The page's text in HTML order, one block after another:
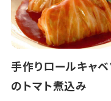
手作りロールキャ
のトマト煮込み